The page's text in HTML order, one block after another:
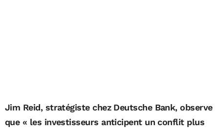
Jim Reid, stratégiste chez Deutsche Bank, observe
que « les investisseurs anticipent un conflit plus